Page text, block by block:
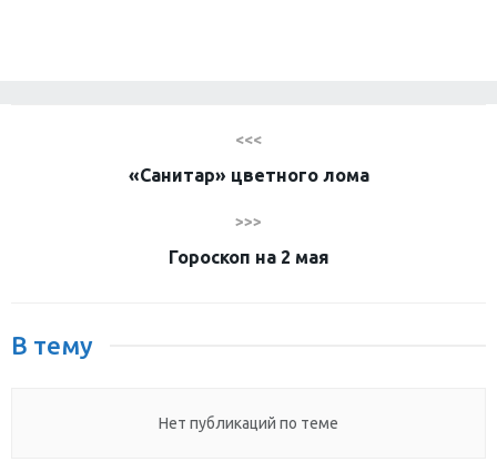
<<<
«Санитар» цветного лома
>>>
Гороскоп на 2 мая
В тему
Нет публикаций по теме